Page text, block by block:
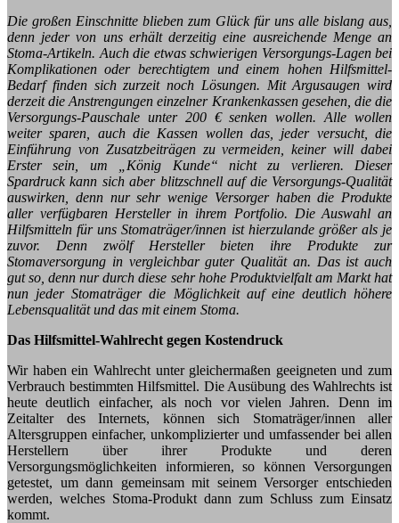
Die großen Einschnitte blieben zum Glück für uns alle bislang aus,
denn jeder von uns erhält derzeitig eine ausreichende Menge an
Stoma-Artikeln. Auch die etwas schwierigen Versorgungs-Lagen bei
Komplikationen oder berechtigtem und einem hohen Hilfsmittel-
Bedarf finden sich zurzeit noch Lösungen. Mit Argusaugen wird
derzeit die Anstrengungen einzelner Krankenkassen gesehen, die die
Versorgungs-Pauschale unter 200 € senken wollen. Alle wollen
weiter sparen, auch die Kassen wollen das, jeder versucht, die
Einführung von Zusatzbeiträgen zu vermeiden, keiner will dabei
Erster sein, um „König Kunde“ nicht zu verlieren. Dieser
Spardruck kann sich aber blitzschnell auf die Versorgungs-Qualität
auswirken, denn nur sehr wenige Versorger haben die Produkte
aller verfügbaren Hersteller in ihrem Portfolio. Die Auswahl an
Hilfsmitteln für uns Stomaträger/innen ist hierzulande größer als je
zuvor. Denn zwölf Hersteller bieten ihre Produkte zur
Stomaversorgung in vergleichbar guter Qualität an. Das ist auch
gut so, denn nur durch diese sehr hohe Produktvielfalt am Markt hat
nun jeder Stomaträger die Möglichkeit auf eine deutlich höhere
Lebensqualität und das mit einem Stoma.
Das Hilfsmittel-Wahlrecht gegen Kostendruck
Wir haben ein Wahlrecht unter gleichermaßen geeigneten und zum
Verbrauch bestimmten Hilfsmittel. Die Ausübung des Wahlrechts ist
heute deutlich einfacher, als noch vor vielen Jahren. Denn im
Zeitalter des Internets, können sich Stomaträger/innen aller
Altersgruppen einfacher, unkomplizierter und umfassender bei allen
Herstellern über ihrer Produkte und deren
Versorgungsmöglichkeiten informieren, so können Versorgungen
getestet, um dann gemeinsam mit seinem Versorger entschieden
werden, welches Stoma-Produkt dann zum Schluss zum Einsatz
kommt.